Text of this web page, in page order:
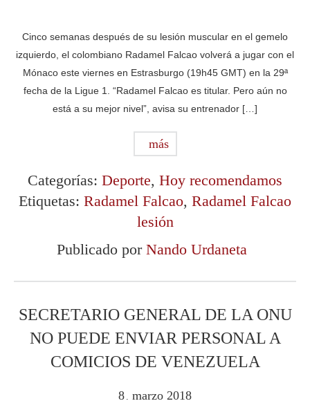
Cinco semanas después de su lesión muscular en el gemelo
izquierdo, el colombiano Radamel Falcao volverá a jugar con el
Mónaco este viernes en Estrasburgo (19h45 GMT) en la 29ª
fecha de la Ligue 1. “Radamel Falcao es titular. Pero aún no
está a su mejor nivel”, avisa su entrenador […]
más
Categorías: Deporte, Hoy recomendamos
Etiquetas: Radamel Falcao, Radamel Falcao
lesión
Publicado por Nando Urdaneta
SECRETARIO GENERAL DE LA ONU
NO PUEDE ENVIAR PERSONAL A
COMICIOS DE VENEZUELA
8 marzo 2018